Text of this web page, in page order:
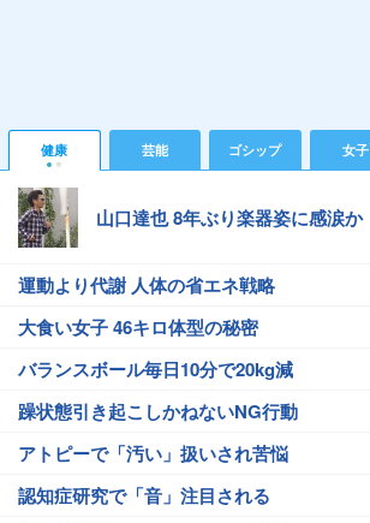
健康 芸能 ゴシップ 女子
山口達也 8年ぶり楽器姿に感涙か
運動より代謝 人体の省エネ戦略
大食い女子 46キロ体型の秘密
バランスボール毎日10分で20kg減
躁状態引き起こしかねないNG行動
アトピーで「汚い」扱いされ苦悩
認知症研究で「音」注目される